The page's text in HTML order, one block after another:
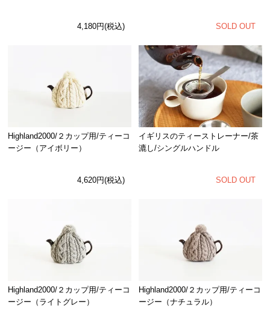
4,180円(税込) SOLD OUT
Highland2000/２カップ用/ティーコ
ージー（アイボリー）
4,620円(税込)
イギリスのティーストレーナー/茶
漉し/シングルハンドル
SOLD OUT
Highland2000/２カップ用/ティーコ
ージー（ライトグレー）
Highland2000/２カップ用/ティーコ
ージー（ナチュラル）